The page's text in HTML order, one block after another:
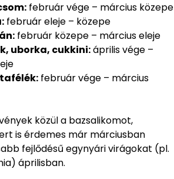
február vége – március közepe
február eleje – közepe
február közepe – március eleje
uborka, cukkini:április vége –
február vége – március
közül a bazsalikomot,
is érdemes már márciusban
fejlődésű egynyári virágokat (pl.
áprilisban.